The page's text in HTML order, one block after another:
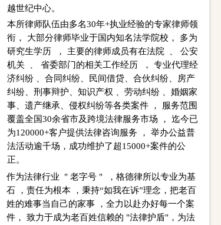
越世纪中心。
本所律师队伍由多名30年+执业经验的专家律师领
衔， 大部分律师毕业于国内知名法学院校， 多为
研究生学历  ， 主要的律师成员有在法院  、 公安
机关  、 省委部门的相关工作经历  ， 专业代理经
济纠纷 、合同纠纷、民间借贷、合伙纠纷、房产
纠纷、刑事辩护、知识产权 、劳动纠纷 、婚姻家
事、遗产继承、侵权纠纷等各类案件 ， 服务范围
覆盖全国30余省市及跨境法律服务市场 ， 迄今已
为120000+客户提供法律咨询服务 ， 举办公益普
法活动逾千场，成功维护了超15000+案件的公
正。
作为法律行业  " 老字号 "  ，格德律所以专业为基
石 ，责任为根本 ，秉持“如我在诉”理念，把老百
姓的难事当自己的家事 ，全力以赴办好每一个案
件， 致力于成为老百姓信赖的 "法律护盾"，为法